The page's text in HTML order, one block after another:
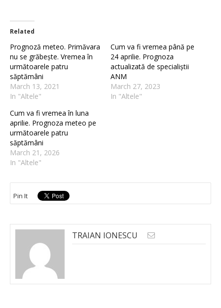
Related
Prognoză meteo. Primăvara
nu se grăbește. Vremea în
următoarele patru
săptămâni
March 13, 2021
In "Altele"
Cum va fi vremea până pe
24 aprilie. Prognoza
actualizată de specialiștii
ANM
March 27, 2023
In "Altele"
Cum va fi vremea în luna
aprilie. Prognoza meteo pe
următoarele patru
săptămâni
March 21, 2026
In "Altele"
Pin It
TRAIAN IONESCU